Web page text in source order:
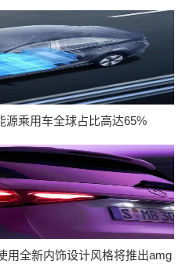
源乘用车全球占比高达65%
用全新内饰设计风格将推出amg